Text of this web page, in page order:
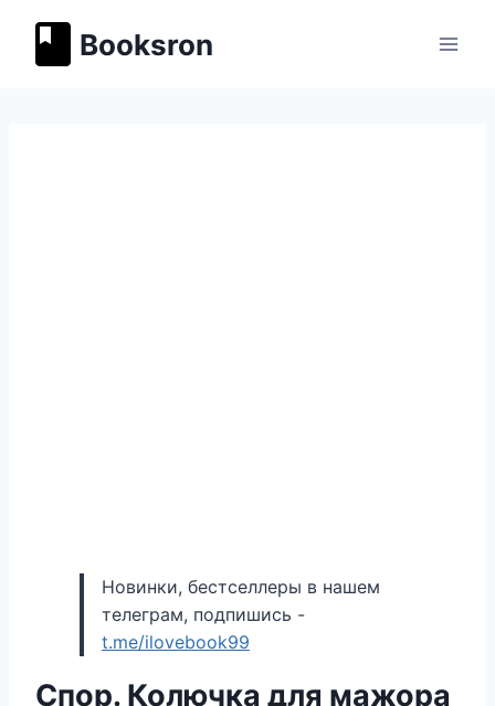
содержимому
Booksron
Новинки, бестселлеры в нашем
телеграм, подпишись -
t.me/ilovebook99
Спор. Колючка для мажора